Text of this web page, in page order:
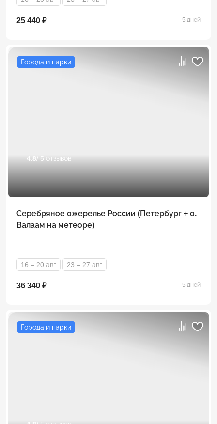
25 440 ₽ 5 дней
Города и парки
4.8/ 5 отзывов
Серебряное ожерелье России (Петербург + о.
Валаам на метеоре)
16 – 20 авг 23 – 27 авг
36 340 ₽ 5 дней
Города и парки